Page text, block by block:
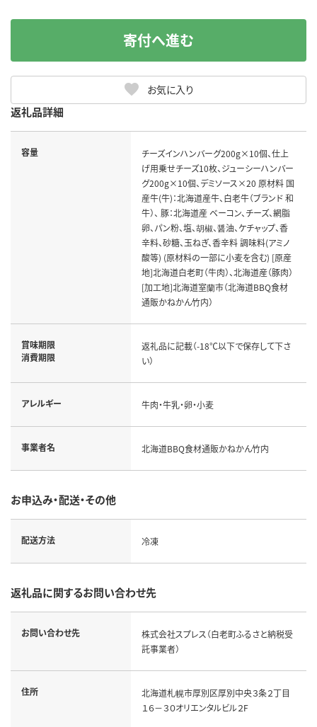
お気に入り
寄付へ進む
返礼品詳細
容量
チーズインハンバーグ200g×10個、仕上
げ用乗せチーズ10枚、ジューシーハンバー
グ200g×10個、デミソース×20 原材料 国
産牛(牛)：北海道産牛、白老牛（ブランド 和
牛）、 豚：北海道産 ベーコン、チーズ、網脂
卵、パン粉、塩、胡椒、醤油、ケチャップ、香
辛料、砂糖、玉ねぎ、香辛料 調味料(アミノ
酸等) (原材料の一部に小麦を含む) [原産
地]北海道白老町（牛肉）、北海道産（豚肉）
[加工地]北海道室蘭市（北海道BBQ食材
通販かねかん竹内）
賞味期限
消費期限
返礼品に記載（-18℃以下で保存して下さ
い）
アレルギー 牛肉・牛乳・卵・小麦
事業者名 北海道BBQ食材通販かねかん竹内
お申込み・配送・その他
配送方法 冷凍
返礼品に関するお問い合わせ先
お問い合わせ先
株式会社スプレス（白老町ふるさと納税受
託事業者）
住所
北海道札幌市厚別区厚別中央３条２丁目
１６－３０オリエンタルビル２F